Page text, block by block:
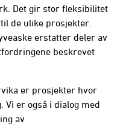
Det gir stor fleksibilitet
de ulike prosjekter.
erstatter deler av
beskrevet
er prosjekter hvor
Vi er også i dialog med
av